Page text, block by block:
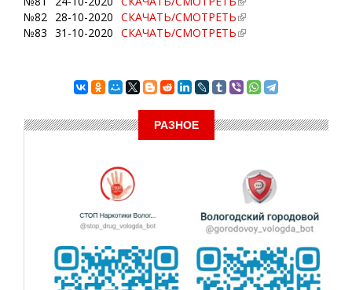
№82 28-10-2020 СКАЧАТЬ/СМОТРЕТЬ
№83 31-10-2020 СКАЧАТЬ/СМОТРЕТЬ
РАЗНОЕ